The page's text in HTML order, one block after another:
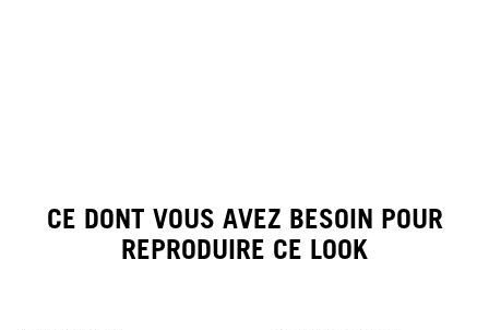
CE DONT VOUS AVEZ BESOIN POUR
REPRODUIRE CE LOOK